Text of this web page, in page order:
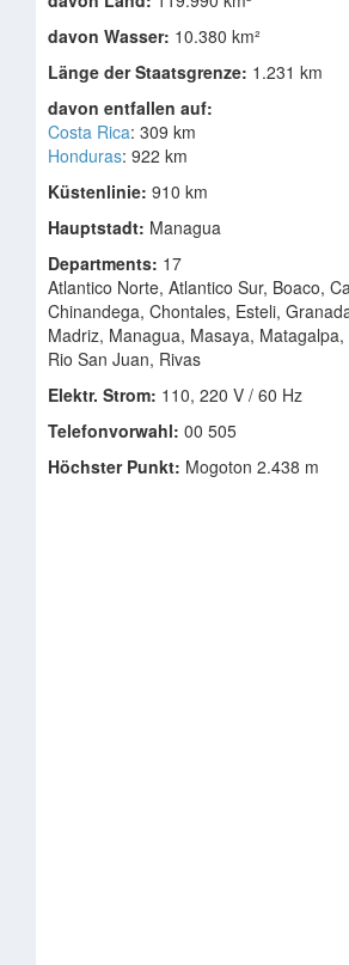
davon Wasser: 10.380 km²
Länge der Staatsgrenze: 1.231 km
davon entfallen auf:
Costa Rica: 309 km
Honduras: 922 km
Küstenlinie: 910 km
Hauptstadt: Managua
Departments: 17
Atlantico Norte, Atlantico Sur, Boaco,
Chinandega, Chontales, Esteli,
Madriz, Managua, Masaya,
Rio San Juan, Rivas
Elektr. Strom: 110, 220 V / 60 Hz
Telefonvorwahl: 00 505
Höchster Punkt: Mogoton 2.438 m